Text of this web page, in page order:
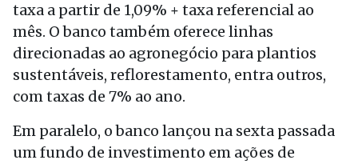
taxa a partir de 1,09% + taxa referencial ao
mês. O banco também oferece linhas
direcionadas ao agronegócio para plantios
sustentáveis, reflorestamento, entra outros,
com taxas de 7% ao ano.
Em paralelo, o banco lançou na sexta passada
um fundo de investimento em ações de